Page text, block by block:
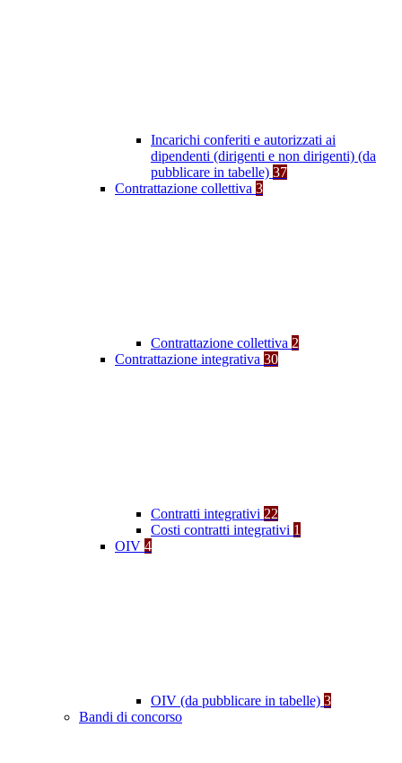
Incarichi conferiti e autorizzati ai
dipendenti (dirigenti e non dirigenti) (da
pubblicare in tabelle) 37
Contrattazione collettiva 3
Contrattazione collettiva 2
Contrattazione integrativa 30
Contratti integrativi 22
Costi contratti integrativi 1
OIV 4
OIV (da pubblicare in tabelle) 3
Bandi di concorso